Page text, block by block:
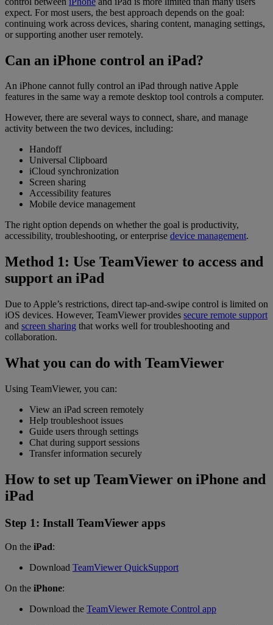
expect. For most users, the best approach depends on the goal:
continuing work across devices, sharing content, managing settings,
or supporting another user remotely.
Can an iPhone control an iPad?
An iPhone cannot fully control an iPad through native Apple
features in the same way a remote desktop tool controls a computer.
However, there are several ways to connect, share, and manage
activity between the two devices, including:
Handoff
Universal Clipboard
iCloud synchronization
Screen sharing
Accessibility features
Mobile device management
The right option depends on whether the goal is productivity,
accessibility, troubleshooting, or enterprise device management.
Method 1: Use TeamViewer to access and
support an iPad
Due to Apple’s restrictions, direct tap-and-swipe control is limited on
iOS devices. However, TeamViewer provides secure remote support
and screen sharing that works well for troubleshooting and
collaboration.
What you can do with TeamViewer
Using TeamViewer, you can:
View an iPad screen remotely
Help troubleshoot issues
Guide users through settings
Chat during support sessions
Transfer information securely
How to set up TeamViewer on iPhone and
iPad
Step 1: Install TeamViewer apps
On the iPad:
Download TeamViewer QuickSupport
On the iPhone:
Download the TeamViewer Remote Control app